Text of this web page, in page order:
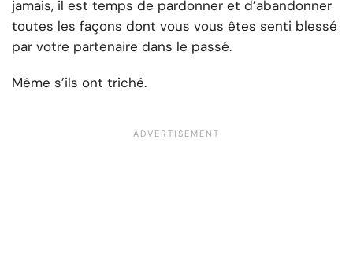
jamais, il est temps de pardonner et d’abandonner
toutes les façons dont vous vous êtes senti blessé
par votre partenaire dans le passé.
Même s’ils ont triché.